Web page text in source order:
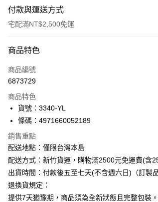
付款與運送方式
宅配滿NT$2,500免運
付款方式
信用卡一次付款
街口支付
悠遊付
ATM付款
運送方式
下單前請先詢問庫存
商品特色
商品編號
6873729
商品特色
貨號：3340-YL
條碼：4971660052189
銷售重點
配送地點：僅限台灣本島
配送方式：新竹貨運，購物滿2500元免運費(含
出貨時間：付款後五至七天(不含週六日)（訂製品
退換貨規定：
提供7天猶豫期，商品須為全新狀態且完整包裝。